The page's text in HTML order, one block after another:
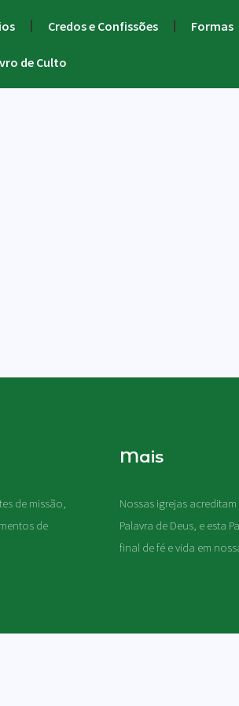
Credos e Confissões Formas
de Culto
de missão,
de
Mais
Nossas igrejas
Palavra de Deus, e esta
final de fé e vida em